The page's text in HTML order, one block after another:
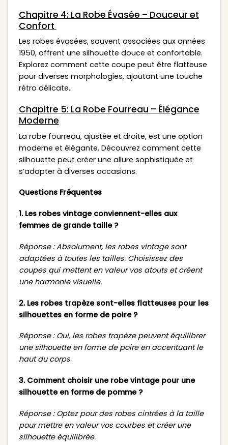
Chapitre 4: La Robe Évasée – Douceur et
Confort
Les robes évasées, souvent associées aux années
1950, offrent une silhouette douce et confortable.
Explorez comment cette coupe peut être flatteuse
pour diverses morphologies, ajoutant une touche
rétro délicate.
Chapitre 5: La Robe Fourreau – Élégance
Moderne
La robe fourreau, ajustée et droite, est une option
moderne et élégante. Découvrez comment cette
silhouette peut créer une allure sophistiquée et
s’adapter à diverses occasions.
Questions Fréquentes
1. Les robes vintage conviennent-elles aux
femmes de grande taille ?
Réponse : Absolument, les robes vintage sont
adaptées à toutes les tailles. Choisissez des
coupes qui mettent en valeur vos atouts et créent
une harmonie visuelle.
2. Les robes trapèze sont-elles flatteuses pour les
silhouettes en forme de poire ?
Réponse : Oui, les robes trapèze peuvent équilibrer
une silhouette en forme de poire en accentuant le
haut du corps.
3. Comment choisir une robe vintage pour une
silhouette en forme de pomme ?
Réponse : Optez pour des robes cintrées à la taille
pour mettre en valeur vos courbes et créer une
silhouette équilibrée.